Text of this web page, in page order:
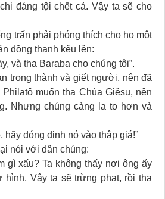
đáng tội chết cả. Vậy ta sẽ cho
trấn phải phóng thích cho họ một
đồng thanh kêu lên:
và tha Baraba cho chúng tôi”.
trong thành và giết người, nên đã
muốn tha Chúa Giêsu, nên
Nhưng chúng càng la to hơn và
hãy đóng đinh nó vào thập giá!”
nói với dân chúng:
gì xấu? Ta không thấy nơi ông ấy
Vậy ta sẽ trừng phạt, rồi tha